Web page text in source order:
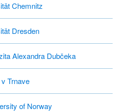
Chemnitz
Dresden
Alexandra Dubčeka
Trnave
of Norway